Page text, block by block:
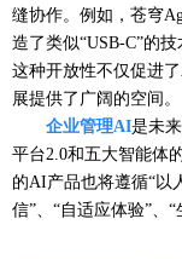
缝协作。例如，苍穹
造了类似“USB-C”的
这种开放性不仅促进
展提供了广阔的空间。
企业管理AI是未
平台2.0和五大智能体
的AI产品也将遵循“以
信”、“自适应体验”、